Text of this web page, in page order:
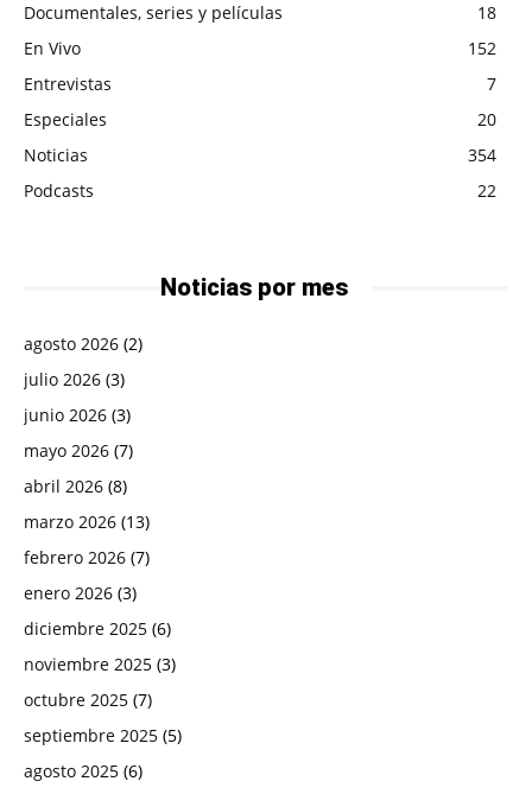
Documentales, series y películas
18
En Vivo
152
Entrevistas
7
Especiales
20
Noticias
354
Podcasts
22
Noticias por mes
agosto 2026 (2)
julio 2026 (3)
junio 2026 (3)
mayo 2026 (7)
abril 2026 (8)
marzo 2026 (13)
febrero 2026 (7)
enero 2026 (3)
diciembre 2025 (6)
noviembre 2025 (3)
octubre 2025 (7)
septiembre 2025 (5)
agosto 2025 (6)